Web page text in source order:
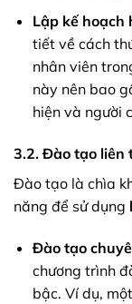
Lập kế hoạch
tiết về cách
nhân viên
này nên bao
hiện và người
3.2. Đào tạo liên
Đào tạo là chìa
năng để sử dụng
Đào tạo
chương trình
bậc. Ví dụ,